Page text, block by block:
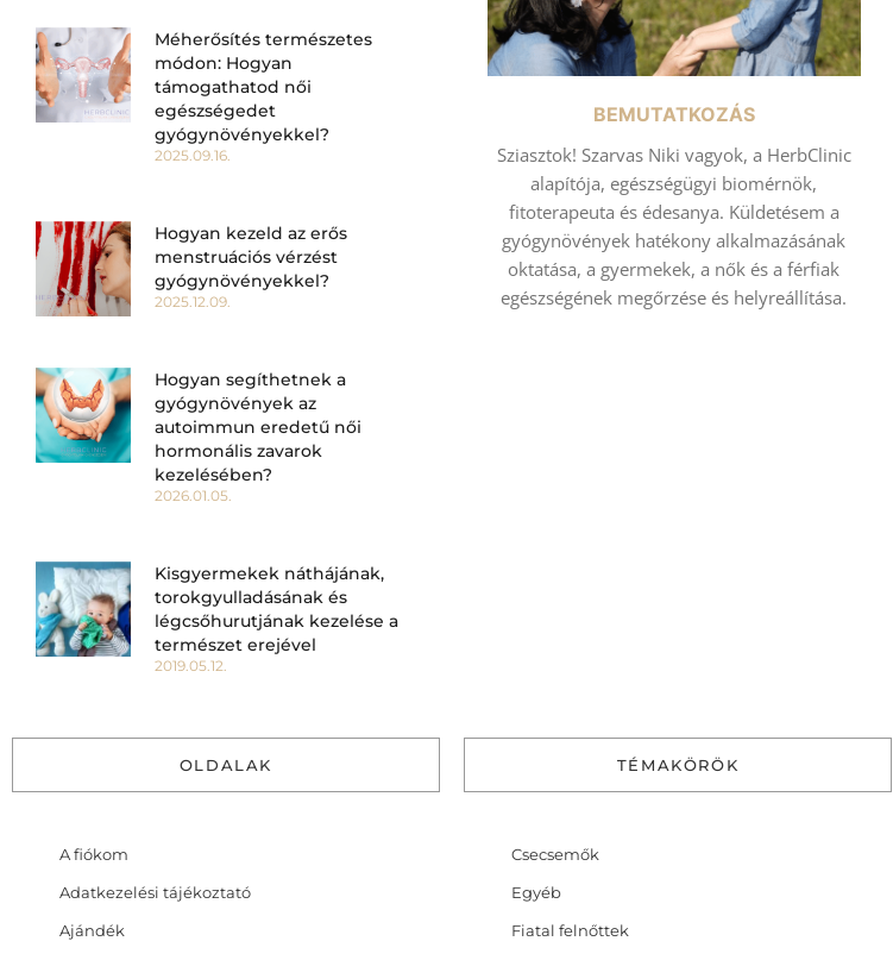
Méherősítés természetes
módon: Hogyan
támogathatod női
egészségedet
gyógynövényekkel?
2025.09.16.
Hogyan kezeld az erős
menstruációs vérzést
gyógynövényekkel?
2025.12.09.
Hogyan segíthetnek a
gyógynövények az
autoimmun eredetű női
hormonális zavarok
kezelésében?
2026.01.05.
Kisgyermekek náthájának,
torokgyulladásának és
légcsőhurutjának kezelése a
természet erejével
2019.05.12.
BEMUTATKOZÁS
Sziasztok! Szarvas Niki vagyok, a HerbClinic
alapítója, egészségügyi biomérnök,
fitoterapeuta és édesanya. Küldetésem a
gyógynövények hatékony alkalmazásának
oktatása, a gyermekek, a nők és a férfiak
egészségének megőrzése és helyreállítása.
OLDALAK
A fiókom
Adatkezelési tájékoztató
Ajándék
TÉMAKÖRÖK
Csecsemők
Egyéb
Fiatal felnőttek